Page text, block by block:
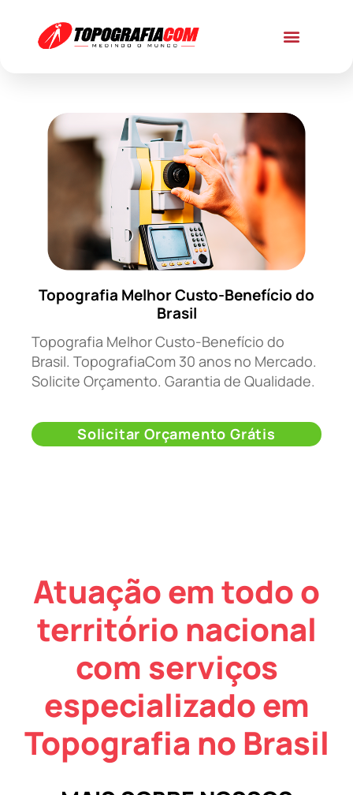
Topografia Melhor Custo-Benefício do
Brasil
Topografia Melhor Custo-Benefício do
Brasil. TopografiaCom 30 anos no Mercado.
Solicite Orçamento. Garantia de Qualidade.
Solicitar Orçamento Grátis
Atuação em todo o
território nacional
com serviços
especializado em
Topografia no Brasil